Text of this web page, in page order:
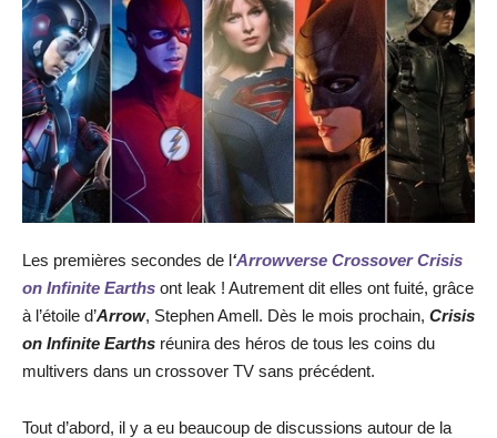
Les premières secondes de l‘Arrowverse Crossover Crisis
on Infinite Earths ont leak ! Autrement dit elles ont fuité, grâce
à l’étoile d’Arrow, Stephen Amell. Dès le mois prochain, Crisis
on Infinite Earths réunira des héros de tous les coins du
multivers dans un crossover TV sans précédent.
Tout d’abord, il y a eu beaucoup de discussions autour de la